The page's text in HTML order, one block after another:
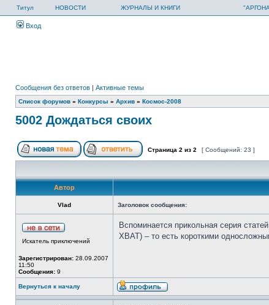
Титул НОВОСТИ ЖУРНАЛЫ И КНИГИ
Вход
Сообщения без ответов | Активные темы
Список форумов » Конкурсы » Архив » Космос-2008
5002 Дождаться своих
Страница 2 из 2 [ Сообщений: 23 ]
Автор
Vlad Заголовок сообщения:
Искатель приключений
Зарегистрирован: 28.09.2007
11:50
Сообщения: 9
Вспоминается прикольная серия
ХВАТ) – то есть короткими
Вернуться к началу